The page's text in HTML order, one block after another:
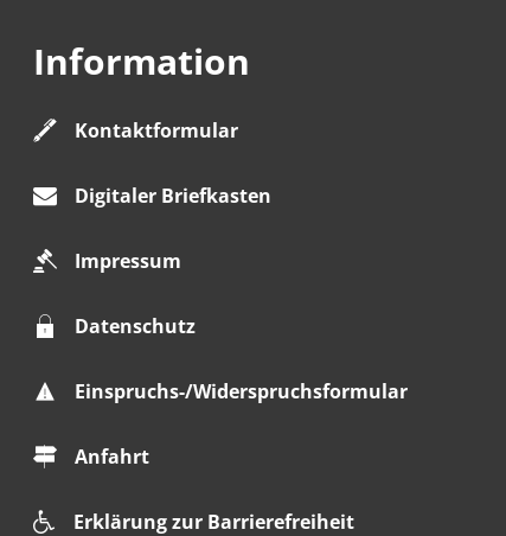
Information
Kontaktformular
Digitaler Briefkasten
Impressum
Datenschutz
Einspruchs-/Widerspruchsformular
Anfahrt
Erklärung zur Barrierefreiheit